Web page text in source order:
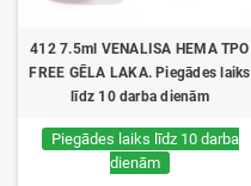
412 7.5ml VENALISA HEMA TPO
FREE GĒLA LAKA. Piegādes laiks
līdz 10 darba dienām
Piegādes laiks līdz 10 darba
dienām